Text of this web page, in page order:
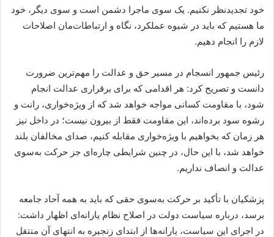
خود تجدیدنظر نکنیم. یک سوی ماجرا دشمن است و سوی دیگر، خود
ما هستیم که باید در شیوه عملکرد، نگاه و ارتباطات‌مان اصلاحات
لازم را انجام دهیم.
رئیس جمهور انسجام در مسیر حق و عدالت را مهم‌ترین ضرورت
دانست و تصریح کرد: هر اقدامی که برای برقراری عدالت انجام
شود، با مقاومت کسانی مواجه خواهد شد که از ویژه‌خواری، رانت و
رشوه سود برده‌اند، این مقاومت فقط از بیرون نیست؛ در داخل نیز
هر زمان که بخواهیم با ویژه‌خواری مقابله کنیم، صدای مخالفان بلند
خواهد شد، با این حال، در چنین شرایطی چاره‌ای جز حرکت به‌سوی
عدالت و انصاف نداریم.
پزشکیان با تأکید بر حرکت به‌سوی حقی که باید به همه آحاد جامعه
برسد، درباره سیاست دولت در اصلاح نظام یارانه‌ای اظهار داشت:
در اجرای این سیاست، یارانه‌ها از ابتدای زنجیره به انتهای آن منتقل